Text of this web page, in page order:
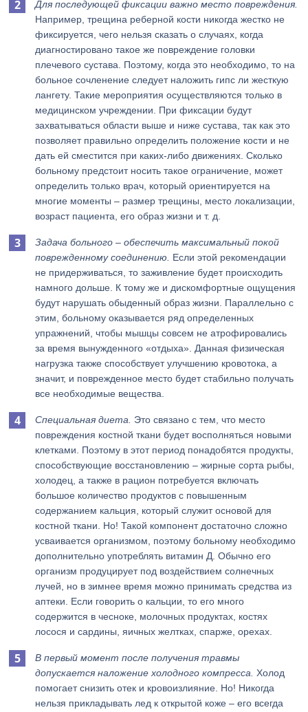
Для последующей фиксации важно место повреждения.
Например, трещина реберной кости никогда жестко не
фиксируется, чего нельзя сказать о случаях, когда
диагностировано такое же повреждение головки
плечевого сустава. Поэтому, когда это необходимо, то на
больное сочленение следует наложить гипс ли жесткую
лангету. Такие мероприятия осуществляются только в
медицинском учреждении. При фиксации будут
захватываться области выше и ниже сустава, так как это
позволяет правильно определить положение кости и не
дать ей сместится при каких-либо движениях. Сколько
больному предстоит носить такое ограничение, может
определить только врач, который ориентируется на
многие моменты – размер трещины, место локализации,
возраст пациента, его образ жизни и т. д.
Задача больного – обеспечить максимальный покой
поврежденному соединению.
Если этой рекомендации
не придерживаться, то заживление будет происходить
намного дольше. К тому же и дискомфортные ощущения
будут нарушать обыденный образ жизни. Параллельно с
этим, больному оказывается ряд определенных
упражнений, чтобы мышцы совсем не атрофировались
за время вынужденного «отдыха». Данная физическая
нагрузка также способствует улучшению кровотока, а
значит, и поврежденное место будет стабильно получать
все необходимые вещества.
Специальная диета.
Это связано с тем, что место
повреждения костной ткани будет восполняться новыми
клетками. Поэтому в этот период понадобятся продукты,
способствующие восстановлению – жирные сорта рыбы,
холодец, а также в рацион потребуется включать
большое количество продуктов с повышенным
содержанием кальция, который служит основой для
костной ткани. Но! Такой компонент достаточно сложно
усваивается организмом, поэтому больному необходимо
дополнительно употреблять витамин Д. Обычно его
организм продуцирует под воздействием солнечных
лучей, но в зимнее время можно принимать средства из
аптеки. Если говорить о кальции, то его много
содержится в чесноке, молочных продуктах, костях
лосося и сардины, яичных желтках, спарже, орехах.
В первый момент после получения травмы
допускается наложение холодного компресса. Холод
помогает снизить отек и кровоизлияние. Но! Никогда
нельзя прикладывать лед к открытой коже – его всегда